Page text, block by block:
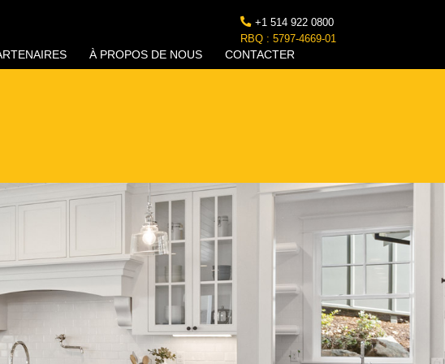
À PROPOS DE NOUS CONTACTER
+1 514 922 0800
RBQ : 5797-4669-01